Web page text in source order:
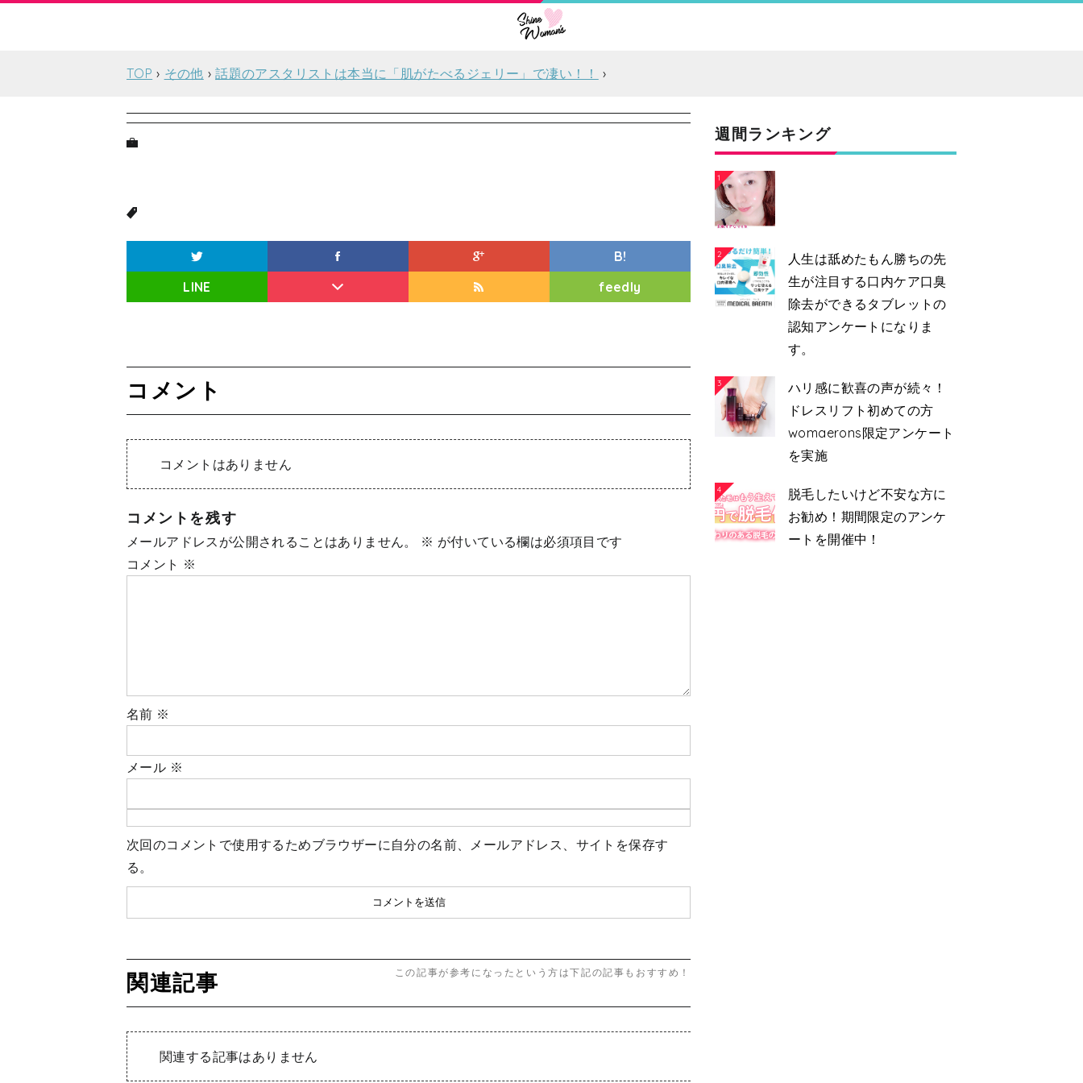
TOP その他 話題のアスタリストは本当に「肌がたべるジェリー」で凄い！！
B!
LINE
feedly
コメント
コメントはありません
コメントを残す
メールアドレスが公開されることはありません。 ※ が付いている欄は必須項目です
コメント ※
名前 ※
メール ※
次回のコメントで使用するためブラウザーに自分の名前、メールアドレス、サイトを保存す
る。
関連記事 この記事が参考になったという方は下記の記事もおすすめ！
関連する記事はありません
週間ランキング
1
2
人生は舐めたもん勝ちの先
生が注目する口内ケア口臭
除去ができるタブレットの
認知アンケートになりま
す。
3
ハリ感に歓喜の声が続々！
ドレスリフト初めての方
womaerons限定アンケート
を実施
4
脱毛したいけど不安な方に
お勧め！期間限定のアンケ
ートを開催中！